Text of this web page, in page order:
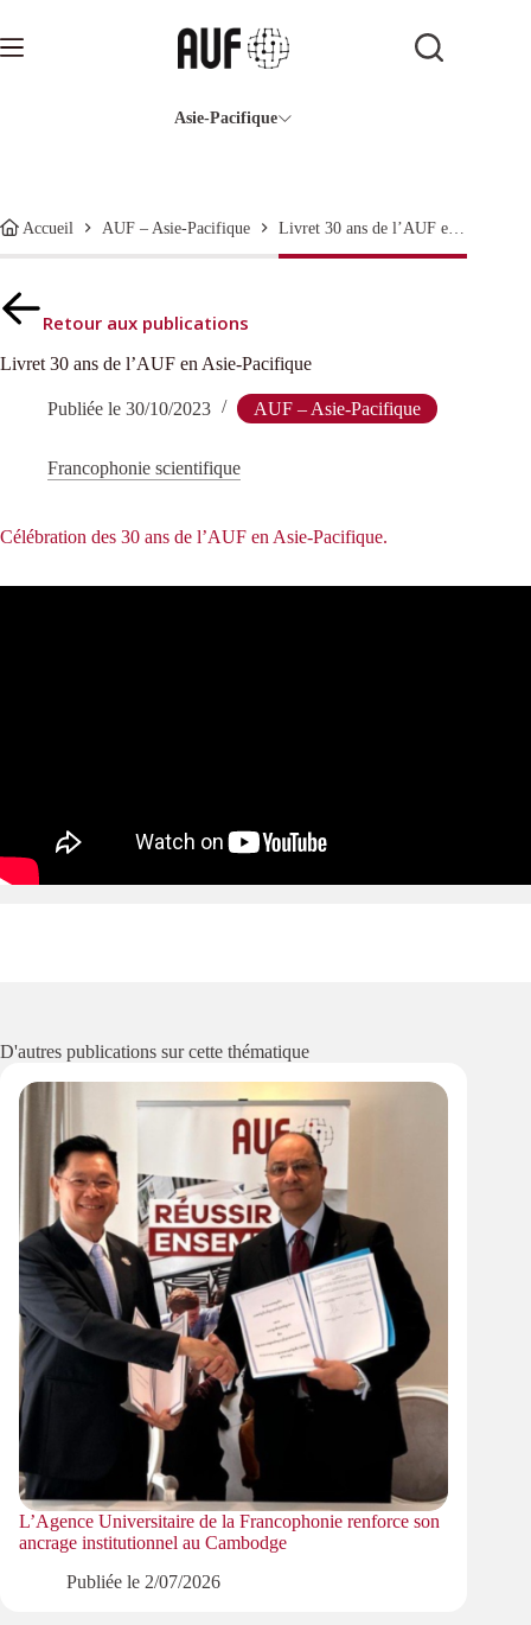
contenu
Asie-Pacifique
Accueil AUF – Asie-Pacifique
Retour aux publications
Livret 30 ans de l’AUF en Asie-Pacifique
Publiée le 30/10/2023 AUF – Asie-Pacifique
Francophonie scientifique
Célébration des 30 ans de l’AUF en Asie-Pacifique.
D'autres publications sur cette thématique
L’Agence Universitaire de la Francophonie renforce son
ancrage institutionnel au Cambodge
Publiée le 2/07/2026